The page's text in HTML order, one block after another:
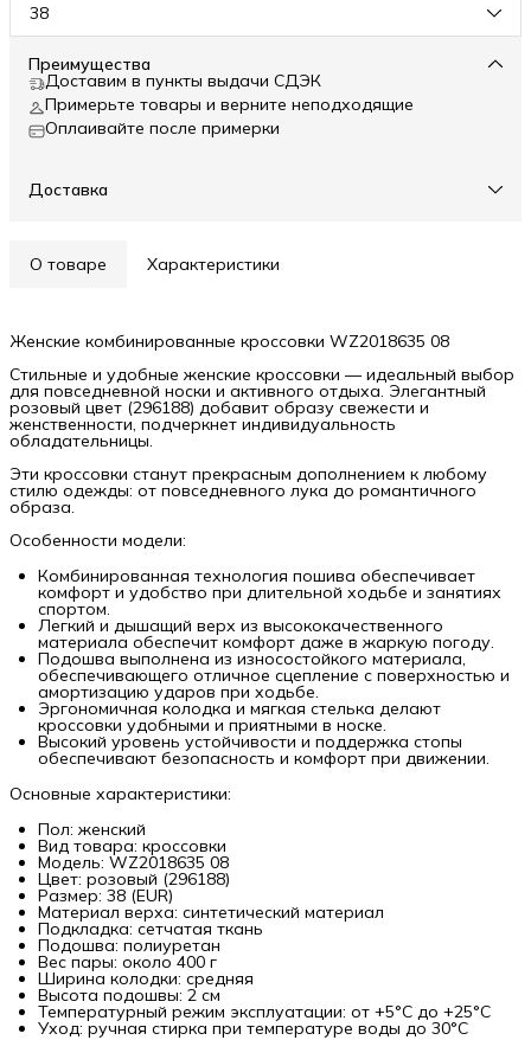
38
Преимущества
Доставим в пункты выдачи СДЭК
Примерьте товары и верните неподходящие
Оплаивайте после примерки
Доставка
О товаре Характеристики
Женские комбинированные кроссовки WZ2018635 08
Стильные и удобные женские кроссовки — идеальный выбор
для повседневной носки и активного отдыха. Элегантный
розовый цвет (296188) добавит образу свежести и
женственности, подчеркнет индивидуальность
обладательницы.
Эти кроссовки станут прекрасным дополнением к любому
стилю одежды: от повседневного лука до романтичного
образа.
Особенности модели:
Комбинированная технология пошива обеспечивает
комфорт и удобство при длительной ходьбе и занятиях
спортом.
Легкий и дышащий верх из высококачественного
материала обеспечит комфорт даже в жаркую погоду.
Подошва выполнена из износостойкого материала,
обеспечивающего отличное сцепление с поверхностью и
амортизацию ударов при ходьбе.
Эргономичная колодка и мягкая стелька делают
кроссовки удобными и приятными в носке.
Высокий уровень устойчивости и поддержка стопы
обеспечивают безопасность и комфорт при движении.
Основные характеристики:
Пол: женский
Вид товара: кроссовки
Модель: WZ2018635 08
Цвет: розовый (296188)
Размер: 38 (EUR)
Материал верха: синтетический материал
Подкладка: сетчатая ткань
Подошва: полиуретан
Вес пары: около 400 г
Ширина колодки: средняя
Высота подошвы: 2 см
Температурный режим эксплуатации: от +5°C до +25°C
Уход: ручная стирка при температуре воды до 30°C